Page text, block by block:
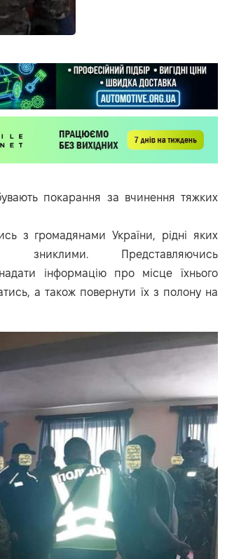
покарання за вчинення тяжких
з громадянами України, рідні яких
зниклими. Представляючись
інформацію про місце їхнього
а також повернути їх з полону на